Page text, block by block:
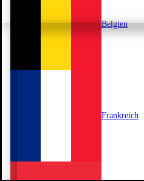
Belgien
Frankreich